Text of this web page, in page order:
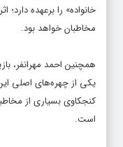
خانواده» را برعهده
مخاطبان خواهد بود.
همچنین احمد مهرانفر،
یکی از چهره‌های اصلی
کنجکاوی بسیاری از
است.